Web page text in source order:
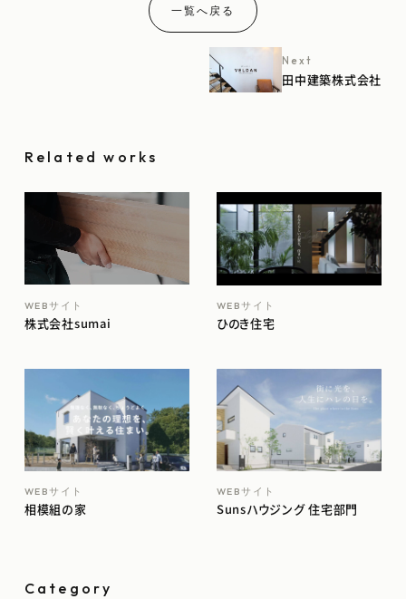
一覧へ戻る
Next
田中建築株式会社
Related works
WEBサイト
株式会社sumai
WEBサイト
ひのき住宅
WEBサイト
相模組の家
WEBサイト
Sunsハウジング 住宅部門
Category